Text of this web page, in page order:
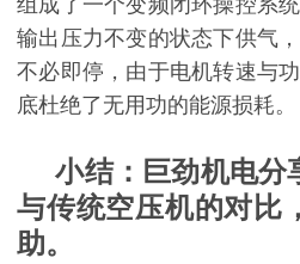
输出压力不变的状态下供气
不必即停，由于电机转速与
底杜绝了无用功的能源损耗。
小结：巨劲机电分
与传统空压机的对比
助。